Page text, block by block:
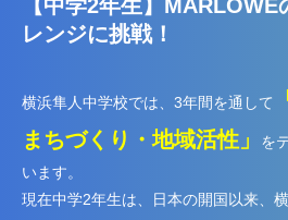
【中学2年生】
レンジに挑戦！
横浜隼人中学校では、3年間を通して
まちづくり・地域活性」
を
います。
現在中学2年生は、日本の開国以来、